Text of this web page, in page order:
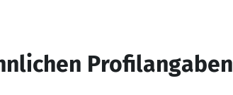
Profilangaben